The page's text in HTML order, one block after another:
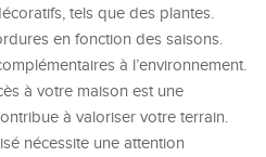
tels que des plantes.
en fonction des saisons.
à l’environnement.
à votre maison est une
à valoriser votre terrain.
nécessite une attention